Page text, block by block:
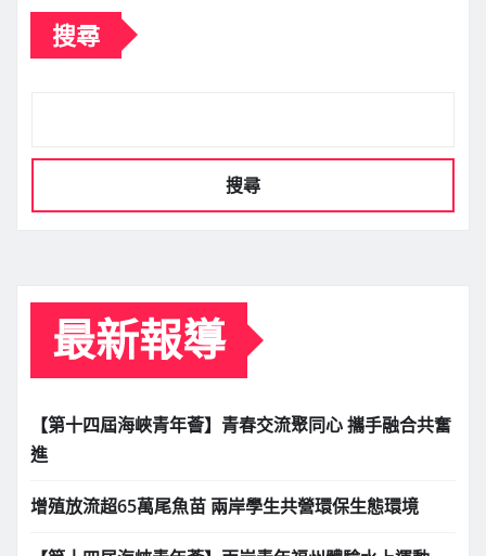
搜尋
搜尋
最新報導
【第十四屆海峽青年薈】青春交流聚同心 攜手融合共奮
進
增殖放流超65萬尾魚苗 兩岸學生共營環保生態環境